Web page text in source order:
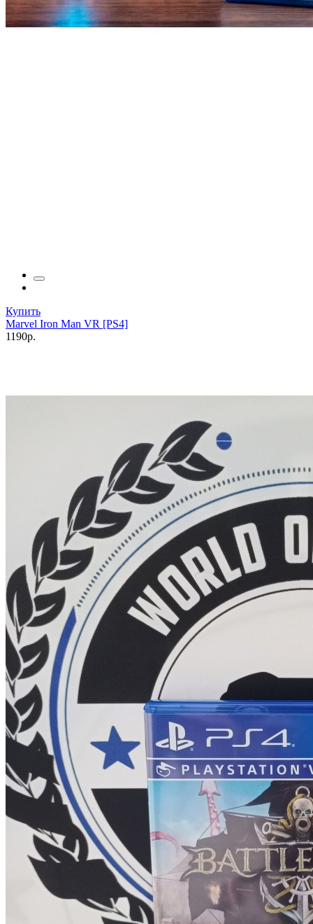
Купить
Marvel Iron Man VR [PS4]
1190р.